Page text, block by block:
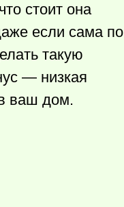
стоит она
если сама по
такую
— низкая
ваш дом.